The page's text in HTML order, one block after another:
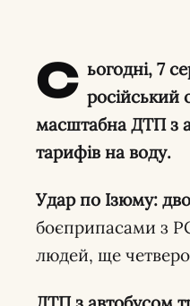
С ьогодні, 7
російський
масштабна ДТП з
тарифів на воду.
Удар по Ізюму:
боєприпасами з
людей, ще четверо